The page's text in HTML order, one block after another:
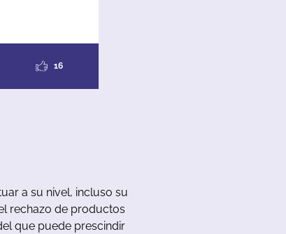
16
a su nivel, incluso su
rechazo de productos
que puede prescindir